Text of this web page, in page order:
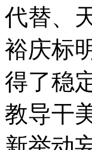
代替、
裕庆标
得了稳
教导干